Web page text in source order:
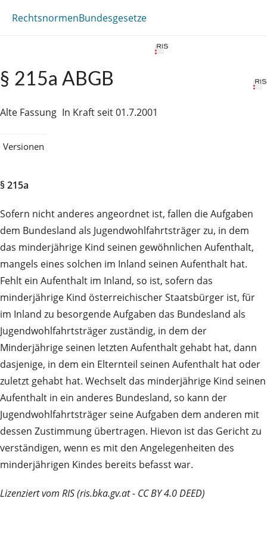
RechtsnormenBundesgesetze
§ 215a ABGB
Alte Fassung In Kraft seit 01.7.2001
Versionen
§ 215a
Sofern nicht anderes angeordnet ist, fallen die Aufgaben
dem Bundesland als Jugendwohlfahrtsträger zu, in dem
das minderjährige Kind seinen gewöhnlichen Aufenthalt,
mangels eines solchen im Inland seinen Aufenthalt hat.
Fehlt ein Aufenthalt im Inland, so ist, sofern das
minderjährige Kind österreichischer Staatsbürger ist, für
im Inland zu besorgende Aufgaben das Bundesland als
Jugendwohlfahrtsträger zuständig, in dem der
Minderjährige seinen letzten Aufenthalt gehabt hat, dann
dasjenige, in dem ein Elternteil seinen Aufenthalt hat oder
zuletzt gehabt hat. Wechselt das minderjährige Kind seinen
Aufenthalt in ein anderes Bundesland, so kann der
Jugendwohlfahrtsträger seine Aufgaben dem anderen mit
dessen Zustimmung übertragen. Hievon ist das Gericht zu
verständigen, wenn es mit den Angelegenheiten des
minderjährigen Kindes bereits befasst war.
Lizenziert vom RIS (ris.bka.gv.at - CC BY 4.0 DEED)